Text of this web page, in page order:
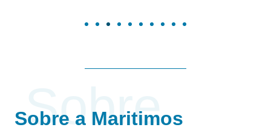
Sobre
Sobre a Maritimos